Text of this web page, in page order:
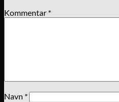
Kommentar *
Navn *